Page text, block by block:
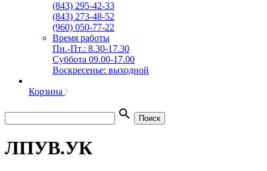
(843) 295-42-33
(843) 273-48-52
(960) 050-77-22
Время работы
Пн.-Пт.: 8.30-17.30
Суббота 09.00-17.00
Воскресенье: выходной
Корзина
search Поиск
ЛПУВ.УК